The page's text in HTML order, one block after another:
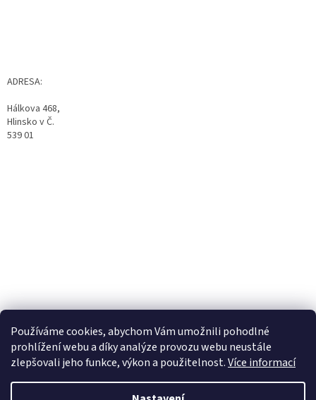
Používáme cookies, abychom Vám umožnili pohodlné
prohlížení webu a díky analýze provozu webu neustále
zlepšovali jeho funkce, výkon a použitelnost.Více informací
ADRESA:
Hálkova 468,
Hlinsko v Č.
539 01
Facebook